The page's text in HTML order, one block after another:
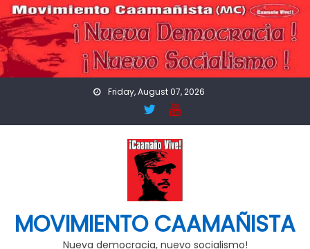
Skip
to
content
Friday, August 07, 2026
MOVIMIENTO CAAMAÑISTA
Nueva democracia, nuevo socialismo!